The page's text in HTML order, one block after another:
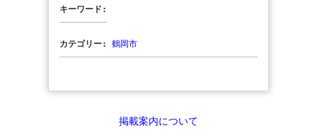
キーワード:
カテゴリー: 鶴岡市
掲載案内について